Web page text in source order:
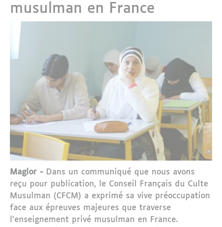
musulman en France
Maglor - Dans un communiqué que nous avons
reçu pour publication, le Conseil Français du Culte
Musulman (CFCM) a exprimé sa vive préoccupation
face aux épreuves majeures que traverse
l’enseignement privé musulman en France.